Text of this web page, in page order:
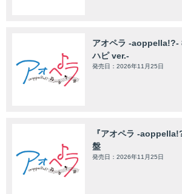
アオペラ -aoppella!?-
ハピ ver.-
発売日：2026年11月25日
『アオペラ -
盤
発売日：2026年11月25日